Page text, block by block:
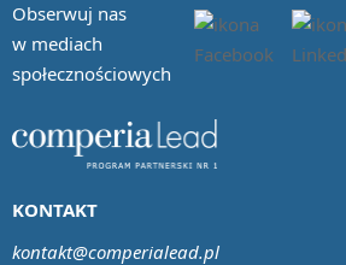
Obserwuj nas
w mediach
społecznościowych
KONTAKT
kontakt@comperialead.pl